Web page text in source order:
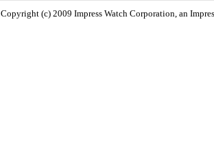
Copyright (c) 2009 Impress Watch Corporation, an